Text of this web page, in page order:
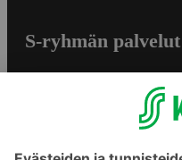
S-ryhmän palvelut
Yhteishyvä Ruoka -sovellus
S-ostoslista -sovellus